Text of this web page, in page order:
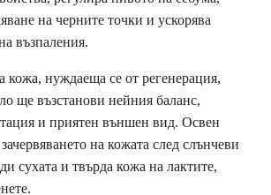
на черните точки и ускорява
възпаления.
кожа, нуждаеща се от регенерация,
ще възстанови нейния баланс,
и приятен външен вид. Освен
на кожата след слънчеви
сухата и твърда кожа на лактите,